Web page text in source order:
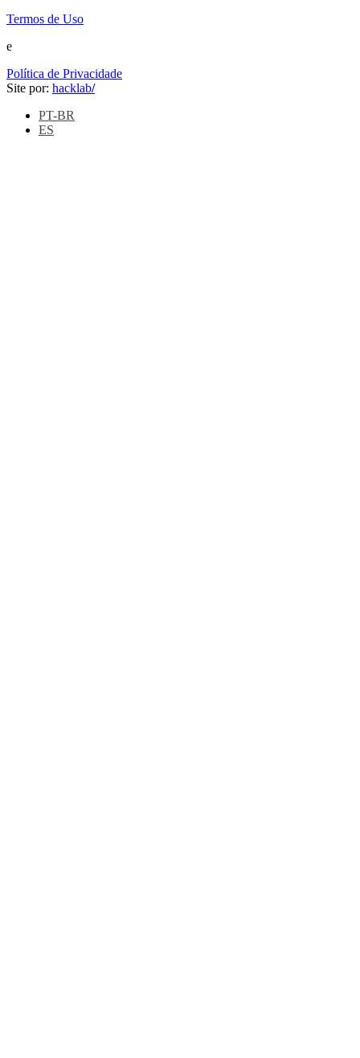
Termos de Uso
e
Política de Privacidade
Site por: hacklab/
PT-BR
ES